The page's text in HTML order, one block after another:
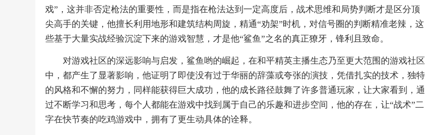
戏”，这并非否定枪法的重要性，而是指在枪法达到一定高度后，战术思维和局势判断才是区分顶
尖高手的关键，他擅长利用地形和建筑结构周旋，精通“劝架”时机，对信号圈的判断精准老辣，这
些基于大量实战经验沉淀下来的游戏智慧，才是他“鲨鱼”之名的真正獠牙，锋利且致命。
对游戏社区的深远影响与启发，鲨鱼哟的崛起，在和平精英主播生态乃至更大范围的游戏社区
中，都产生了显著影响，他证明了即使没有过于华丽的辞藻或夸张的演技，凭借扎实的技术，独特
的风格和不懈的努力，同样能获得巨大成功，他的成长路径鼓舞了许多普通玩家，让大家看到，通
过不断学习和思考，每个人都能在游戏中找到属于自己的乐趣和进步空间，他的存在，让“战术”二
字在快节奏的吃鸡游戏中，拥有了更生动具体的诠释。